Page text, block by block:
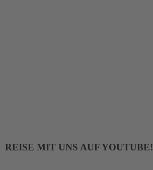
REISE MIT UNS AUF YOUTUBE!